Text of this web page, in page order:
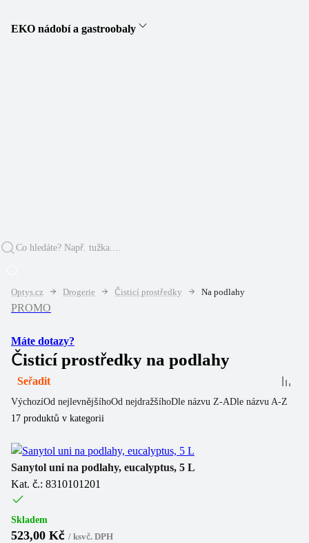
EKO nádobí a gastroobaly
Optys.cz Drogerie Čisticí prostředky Na podlahy
PROMO
Máte dotazy?
Čisticí prostředky na podlahy
Seřadit
VýchozíOd nejlevnějšíhoOd nejdražšíhoDle názvu Z-ADle názvu A-Z
17 produktů v kategorii
Sanytol uni na podlahy, eucalyptus, 5 L
Kat. č.: 8310101201
Skladem
523,00 Kč / ksvč. DPH